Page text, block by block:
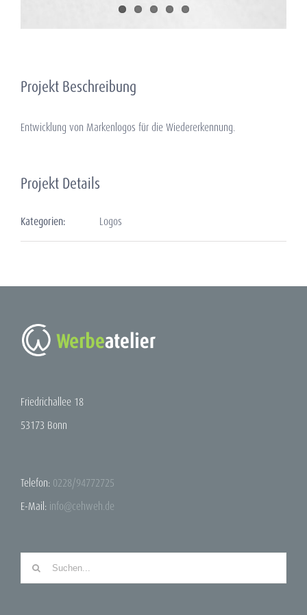
Projekt Beschreibung
Entwicklung von Markenlogos für die Wiedererkennung.
Projekt Details
Kategorien: Logos
Friedrichallee 18
53173 Bonn
Telefon: 0228/94772725
E-Mail: info@cehweh.de
Suche
nach: